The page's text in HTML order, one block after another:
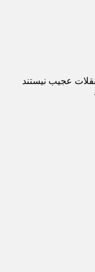
عجیب نیستند